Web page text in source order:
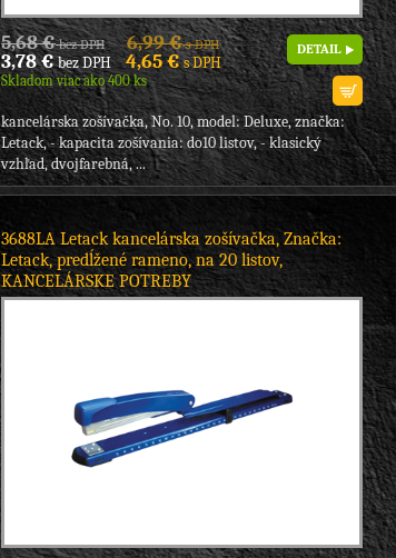
5,68 €bez DPH 6,99 €s DPH
3,78 €bez DPH 4,65 €s DPH
Skladom viac ako 400 ks
DETAIL
kancelárska zošívačka, No. 10, model: Deluxe, značka:
Letack, - kapacita zošívania: do10 listov, - klasický
vzhľad, dvojfarebná, ...
3688LA Letack kancelárska zošívačka, Značka:
Letack, predĺžené rameno, na 20 listov,
KANCELÁRSKE POTREBY